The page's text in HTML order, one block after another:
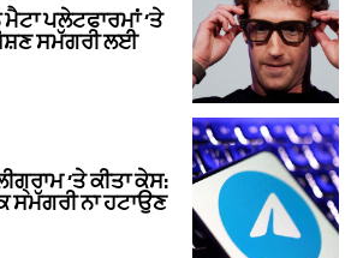
ਪਲੇਟਫਾਰਮਾਂ ‘ਤੇ
ਸਮੱਗਰੀ ਲਈ
‘ਤੇ ਕੀਤਾ ਕੇਸ:
ਸਮੱਗਰੀ ਨਾ ਹਟਾਉਣ